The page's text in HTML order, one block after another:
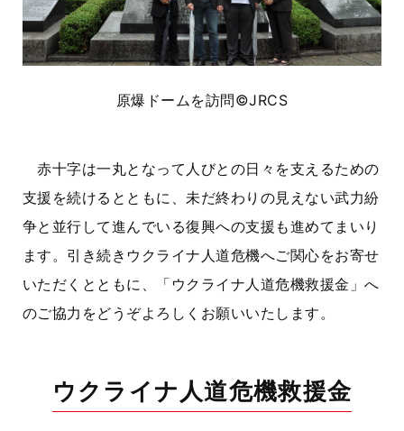
原爆ドームを訪問©JRCS
赤十字は一丸となって人びとの日々を支えるための
支援を続けるとともに、未だ終わりの見えない武力紛
争と並行して進んでいる復興への支援も進めてまいり
ます。引き続きウクライナ人道危機へご関心をお寄せ
いただくとともに、「ウクライナ人道危機救援金」へ
のご協力をどうぞよろしくお願いいたします。
ウクライナ人道危機救援金